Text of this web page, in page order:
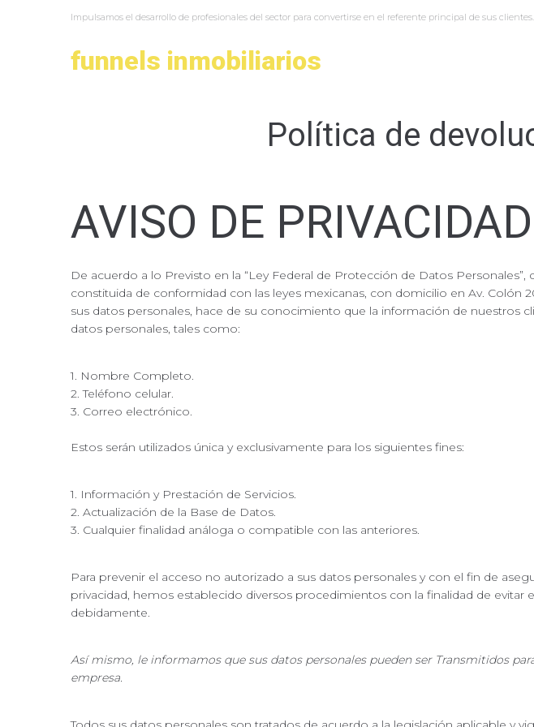
Impulsamos el desarrollo de profesionales del sector para convertirse en el referente principal de sus clientes.
funnels inmobiliarios
Política de
AVISO DE PRIVACIDAD
De acuerdo a lo Previsto en la “Ley Federal de Protección de Datos
constituida de conformidad con las leyes mexicanas, con domicilio en Av. Colón
sus datos personales, hace de su conocimiento que la información de
datos personales, tales como:
1. Nombre Completo.
2. Teléfono celular.
3. Correo electrónico.
Estos serán utilizados única y exclusivamente para los siguientes fines:
1. Información y Prestación de Servicios.
2. Actualización de la Base de Datos.
3. Cualquier finalidad análoga o compatible con las anteriores.
Para prevenir el acceso no autorizado a sus datos personales y con el fin de
privacidad, hemos establecido diversos procedimientos con la finalidad de
debidamente.
Así mismo, le informamos que sus datos personales pueden ser Transmitidos
empresa.